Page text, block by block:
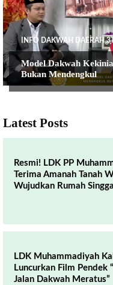
INFO DAKWAH DAERAH
Model Dakwah
Bukan Mendengkul
Latest Posts
Resmi! LDK PP
Terima Amanah Tanah
Wujudkan Rumah
LDK Muhammadiyah
Luncurkan Film Pendek
Jalan Dakwah Meratus”